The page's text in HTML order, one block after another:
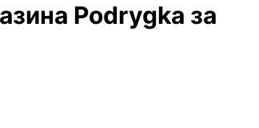
Podrygka за